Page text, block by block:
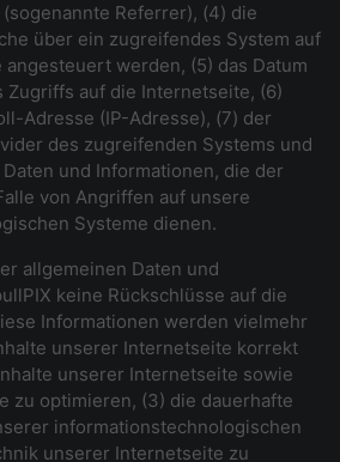
Referrer), (4) die
über ein zugreifendes System auf
werden, (5) das Datum
Zugriffs auf die Internetseite, (6)
Adresse (IP-Adresse), (7) der
des zugreifenden Systems und
und Informationen, die der
von Angriffen auf unsere
Systeme dienen.
allgemeinen Daten und
keine Rückschlüsse auf die
Informationen werden vielmehr
unserer Internetseite korrekt
unserer Internetseite sowie
zu optimieren, (3) die dauerhafte
informationstechnologischen
unserer Internetseite zu